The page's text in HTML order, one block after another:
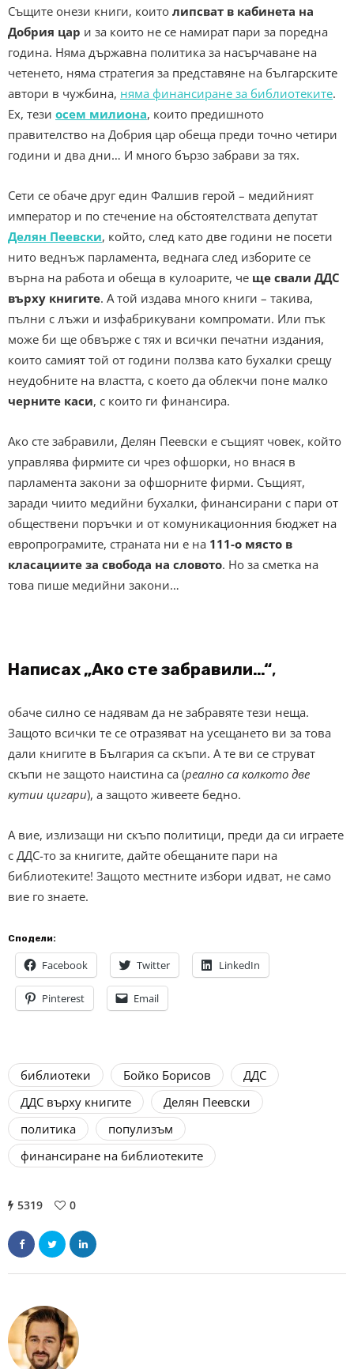
Същите онези книги, които липсват в кабинета на
Добрия цар и за които не се намират пари за поредна
година. Няма държавна политика за насърчаване на
четенето, няма стратегия за представяне на българските
автори в чужбина, няма финансиране за библиотеките.
Ех, тези осем милиона, които предишното
правителство на Добрия цар обеща преди точно четири
години и два дни… И много бързо забрави за тях.
Сети се обаче друг един Фалшив герой – медийният
император и по стечение на обстоятелствата депутат
Делян Пеевски, който, след като две години не посети
нито веднъж парламента, веднага след изборите се
върна на работа и обеща в кулоарите, че ще свали ДДС
върху книгите. А той издава много книги – такива,
пълни с лъжи и изфабрикувани компромати. Или пък
може би ще обвърже с тях и всички печатни издания,
които самият той от години ползва като бухалки срещу
неудобните на властта, с което да облекчи поне малко
черните каси, с които ги финансира.
Ако сте забравили, Делян Пеевски е същият човек, който
управлява фирмите си чрез офшорки, но внася в
парламента закони за офшорните фирми. Същият,
заради чиито медийни бухалки, финансирани с пари от
обществени поръчки и от комуникационния бюджет на
европрограмите, страната ни е на 111-о място в
класациите за свобода на словото. Но за сметка на
това пише медийни закони…
Написах „Ако сте забравили…“,
обаче силно се надявам да не забравяте тези неща.
Защото всички те се отразяват на усещането ви за това
дали книгите в България са скъпи. А те ви се струват
скъпи не защото наистина са (реално са колкото две
кутии цигари), а защото живеете бедно.
А вие, излизащи ни скъпо политици, преди да си играете
с ДДС-то за книгите, дайте обещаните пари на
библиотеките! Защото местните избори идват, не само
вие го знаете.
Сподели:
Facebook Twitter LinkedIn
Pinterest Email
библиотеки Бойко Борисов
ДДС
ДДС върху книгите
Делян Пеевски
политика
популизъм
финансиране на библиотеките
5319 0